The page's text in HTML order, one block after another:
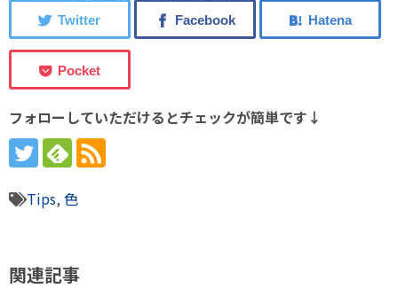
フォローしていただけるとチェックが簡単です↓
Tips, 色
関連記事